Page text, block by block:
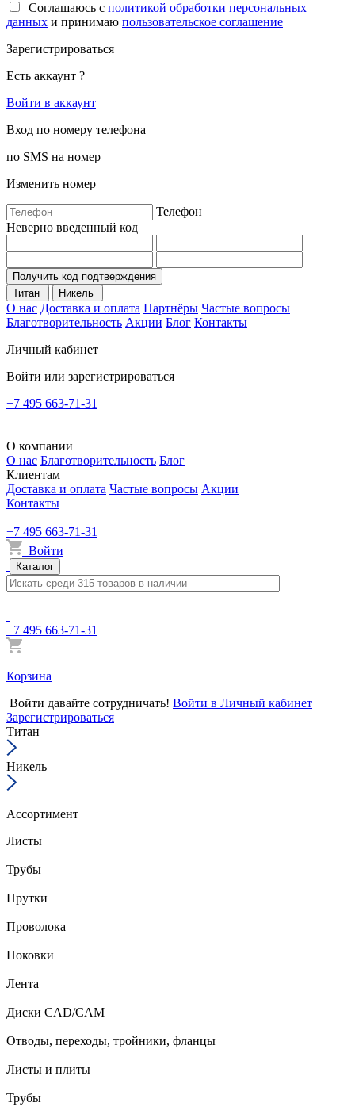
Соглашаюсь с политикой обработки персональных
данных и принимаю пользовательское соглашение
Зарегистрироваться
Есть аккаунт ?
Войти в аккаунт
Вход по номеру телефона
по SMS на номер
Изменить номер
Телефон
Неверно введенный код
Получить код подтверждения
Титан
Никель
О нас Доставка и оплата Партнёры Частые вопросы
Благотворительность Акции Блог Контакты
Личный кабинет
Войти или зарегистрироваться
+7 495 663-71-31
О компании
О нас Благотворительность Блог
Клиентам
Доставка и оплата Частые вопросы Акции
Контакты
+7 495 663-71-31
Войти
Каталог
+7 495 663-71-31
Корзина
Войти давайте сотрудничать! Войти в Личный кабинет
Зарегистрироваться
Титан
Никель
Ассортимент
Листы
Трубы
Прутки
Проволока
Поковки
Лента
Диски CAD/CAM
Отводы, переходы, тройники, фланцы
Листы и плиты
Трубы